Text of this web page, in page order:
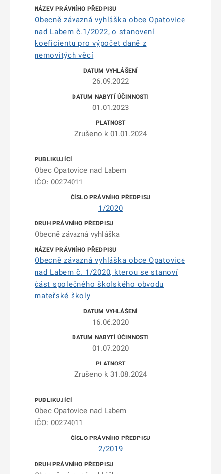
Obecně závazná vyhláška obce Opatovice
nad Labem č.1/2022, o stanovení
koeficientu pro výpočet daně z
nemovitých věcí
26.09.2022
01.01.2023
Zrušeno k 01.01.2024
Obec Opatovice nad Labem
IČO: 00274011
1/2020
Obecně závazná vyhláška
Obecně závazná vyhláška obce Opatovice
nad Labem č. 1/2020, kterou se stanoví
část společného školského obvodu
mateřské školy
16.06.2020
01.07.2020
Zrušeno k 31.08.2024
Obec Opatovice nad Labem
IČO: 00274011
2/2019